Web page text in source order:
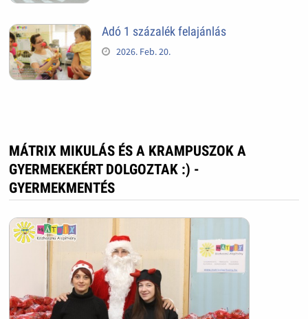
Adó 1 százalék felajánlás
2026. Feb. 20.
MÁTRIX MIKULÁS ÉS A KRAMPUSZOK A
GYERMEKEKÉRT DOLGOZTAK :) -
GYERMEKMENTÉS